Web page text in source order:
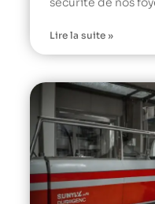
Lire la suite »